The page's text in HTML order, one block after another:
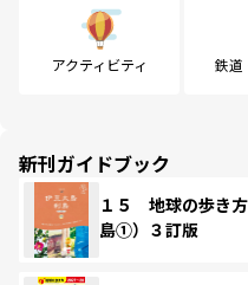
アクティビティ 鉄道
新刊ガイドブック
１５ 地球の歩き
島①）３訂版